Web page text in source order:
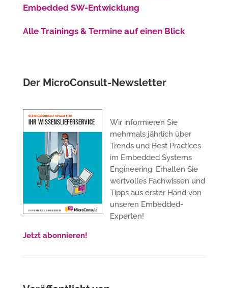
Embedded SW-Entwicklung
Alle Trainings & Termine auf einen Blick
Der MicroConsult-Newsletter
Wir informieren Sie
mehrmals jährlich über
Trends und Best Practices
im Embedded Systems
Engineering. Erhalten Sie
wertvolles Fachwissen und
Tipps aus erster Hand von
unseren Embedded-
Experten!
Jetzt abonnieren!